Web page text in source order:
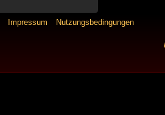
Impressum Nutzungsbedingungen